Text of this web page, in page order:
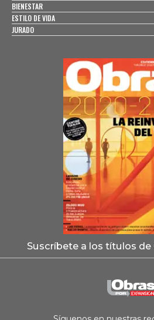
BIENESTAR
ESTILO DE VIDA
JURADO
Suscríbete a los títulos de